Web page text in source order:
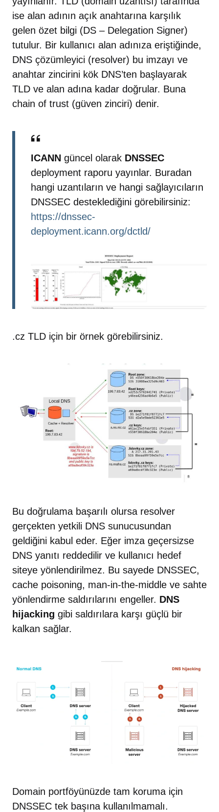
ise alan adının açık anahtarına karşılık
gelen özet bilgi (DS – Delegation Signer)
tutulur. Bir kullanıcı alan adınıza eriştiğinde,
DNS çözümleyici (resolver) bu imzayı ve
anahtar zincirini kök DNS’ten başlayarak
TLD ve alan adına kadar doğrular. Buna
chain of trust (güven zinciri) denir.
ICANN güncel olarak DNSSEC
deployment raporu yayınlar. Buradan
hangi uzantıların ve hangi sağlayıcıların
DNSSEC desteklediğini görebilirsiniz:
https://dnssec-
deployment.icann.org/dctld/
.cz TLD için bir örnek görebilirsiniz.
Bu doğrulama başarılı olursa resolver
gerçekten yetkili DNS sunucusundan
geldiğini kabul eder. Eğer imza geçersizse
DNS yanıtı reddedilir ve kullanıcı hedef
siteye yönlendirilmez. Bu sayede DNSSEC,
cache poisoning, man-in-the-middle ve sahte
yönlendirme saldırılarını engeller. DNS
hijacking gibi saldırılara karşı güçlü bir
kalkan sağlar.
Domain portföyünüzde tam koruma için
DNSSEC tek başına kullanılmamalı.